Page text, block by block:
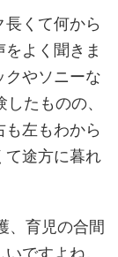
長くて何から
よく聞きま
やソニーな
たものの、
左もわから
て途方に暮れ
、育児の合間
ですよね。